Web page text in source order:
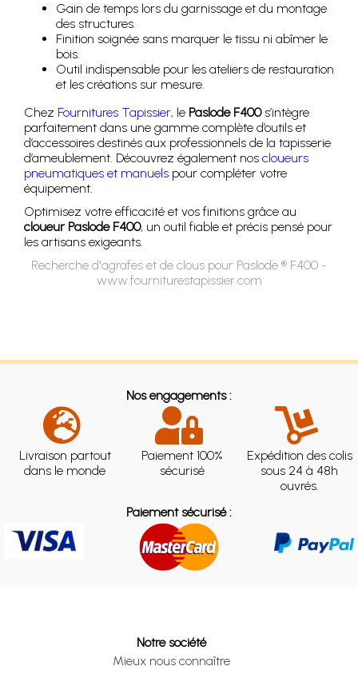
Gain de temps lors du garnissage et du montage
des structures.
Finition soignée sans marquer le tissu ni abîmer le
bois.
Outil indispensable pour les ateliers de restauration
et les créations sur mesure.
Chez Fournitures Tapissier, le Paslode F400s’intègre
parfaitement dans une gamme complète d’outils et
d’accessoires destinés aux professionnels de la tapisserie
d’ameublement. Découvrez également nos cloueurs
pneumatiques et manuels pour compléter votre
équipement.
Optimisez votre efficacité et vos finitions grâce au
cloueur Paslode F400, un outil fiable et précis pensé pour
les artisans exigeants.
Recherche d'agrafes et de clous pour Paslode ® F400 -
www.fourniturestapissier.com
Nos engagements :
Livraison partout
dans le monde
Paiement 100%
sécurisé
Expédition des colis
sous 24 à 48h
ouvrés.
Paiement sécurisé :
Notre société
Mieux nous connaître